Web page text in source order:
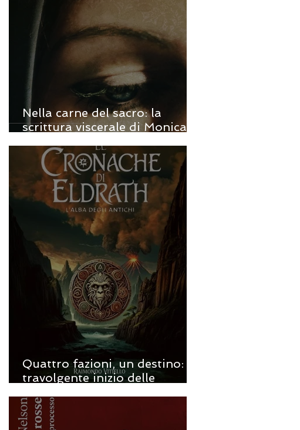
Nella carne del sacro: la
scrittura viscerale di Monica
Quattro fazioni, un destino: il
travolgente inizio delle
Raimondo Vitiello